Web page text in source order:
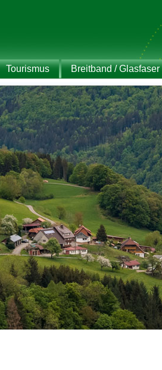
Tourismus Breitband / Glasfaser